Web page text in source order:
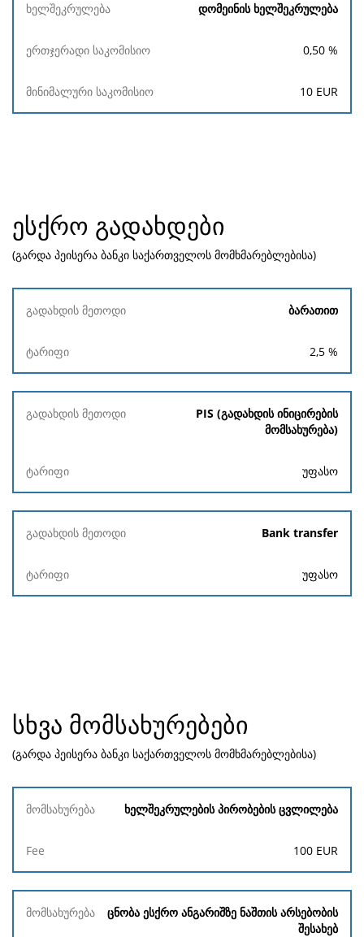
დომეინის ხელშეკრულება
0,50 %
10 EUR
ესქრო გადახდები
(გარდა პეისერა ბანკი საქართველოს მომხმარებლებისა)
გადახდის
ბარათით
2,5 %
PIS (გადახდის ინიცირების
მომსახურება)
უფასო
Bank transfer
უფასო
სხვა მომსახურებები
(გარდა პეისერა ბანკი საქართველოს მომხმარებლებისა)
მომსახურება
Fee
ხელშეკრულების პირობების ცვლილება
100 EUR
ცნობა ესქრო ანგარიშზე ნაშთის არსებობის
შესახებ